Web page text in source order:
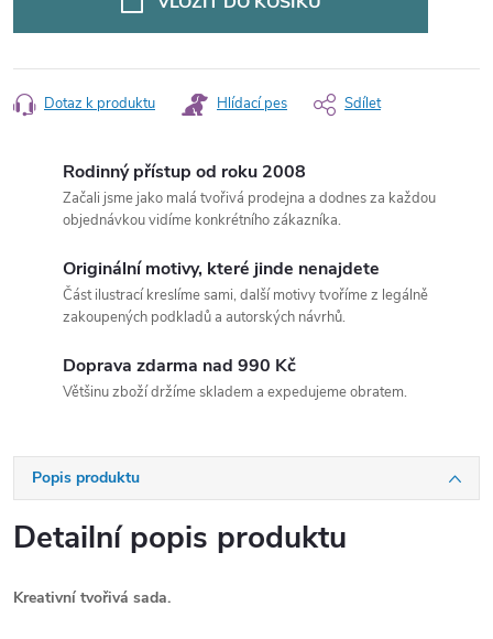
Dotaz k produktu Hlídací pes Sdílet
Rodinný přístup od roku 2008
Začali jsme jako malá tvořivá prodejna a dodnes za každou
objednávkou vidíme konkrétního zákazníka.
Originální motivy, které jinde nenajdete
Část ilustrací kreslíme sami, další motivy tvoříme z legálně
zakoupených podkladů a autorských návrhů.
Doprava zdarma nad 990 Kč
Většinu zboží držíme skladem a expedujeme obratem.
Popis produktu
Detailní popis produktu
Kreativní tvořivá sada.